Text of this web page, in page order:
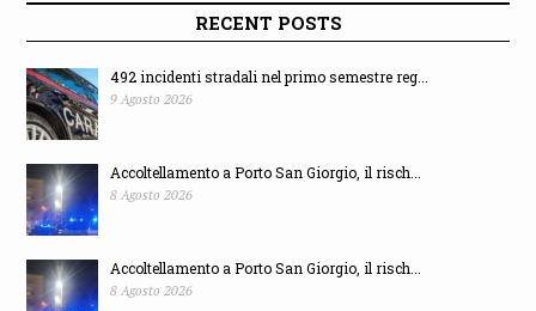
RECENT POSTS
492 incidenti stradali nel primo semestre reg...
9 Agosto 2026
Accoltellamento a Porto San Giorgio, il risch...
8 Agosto 2026
Accoltellamento a Porto San Giorgio, il risch...
8 Agosto 2026